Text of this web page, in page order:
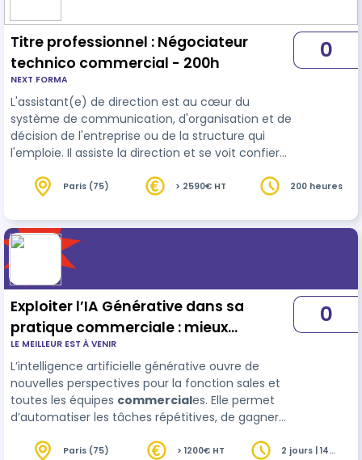
des …
Titre professionnel : Négociateur
technico commercial - 200h
NEXT FORMA
L'assistant(e) de direction est au cœur du
système de communication, d'organisation et de
décision de l'entreprise ou de la structure qui
l'emploie. Il assiste la direction et se voit confier
en capacité d'analyser une situation, d'établir un
encadré par votre responsable pédagogique.
Vous bénéficiez d'un parcours personnalisé
correspondant à vos capacités et compétences.
Les séances de form…
0
Paris (75) > 2590€ HT 200 heures
Exploiter l’IA Générative dans sa
pratique commerciale : mieux
prospecter, convaincre et performer -
Online
LE MEILLEUR EST À VENIR
L’intelligence artificielle générative ouvre de
nouvelles perspectives pour la fonction sales et
toutes les équipes commerciales. Elle permet
d’automatiser les tâches répétitives, de gagner
d’améliorer l’impact de ses communications.
0
Paris (75) > 1200€ HT
2 jours | 14